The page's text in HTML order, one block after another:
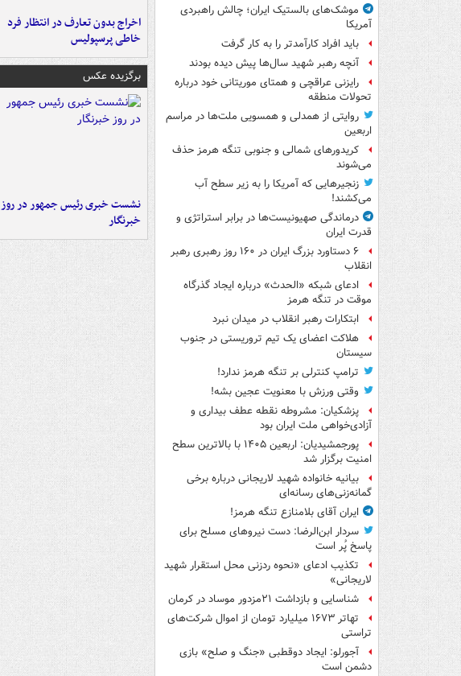
موشک‌های بالستیک ایران؛ چالش راهبردی
آمریکا
باید افراد کارآمدتر را به کار گرفت
آنچه رهبر شهید سال‌ها پیش دیده بودند
رایزنی عراقچی و همتای موریتانی خود درباره
تحولات منطقه
روایتی از همدلی و همسویی ملت‌ها در مراسم
اربعین
کریدورهای شمالی و جنوبی تنگه هرمز حذف
می‌شوند
زنجیرهایی که آمریکا را به زیر سطح آب
می‌کشند!
درماندگی صهیونیست‌ها در برابر استراتژی و
قدرت ایران
۶ دستاورد بزرگ ایران در ۱۶۰ روز رهبری رهبر
انقلاب
ادعای شبکه «الحدث» درباره ایجاد گذرگاه
موقت در تنگه هرمز
ابتکارات رهبر انقلاب در میدان نبرد
هلاکت اعضای یک تیم تروریستی در جنوب
سیستان
ترامپ کنترلی بر تنگه هرمز ندارد!
وقتی ورزش با معنویت عجین بشه!
پزشکیان: مشروطه نقطه عطف بیداری و
آزادی‌خواهی ملت ایران بود
پورجمشیدیان: اربعین ۱۴۰۵ با بالاترین سطح
امنیت برگزار شد
بیانیه خانواده شهید لاریجانی درباره برخی
گمانه‌زنی‌های رسانه‌ای
ایران آقای بلامنازع تنگه هرمز!
سردار ابن‌الرضا: دست نیروهای مسلح برای
پاسخ پُر است
تکذیب ادعای «نحوه ردزنی محل استقرار شهید
لاریجانی»
شناسایی و بازداشت ۲۱مزدور موساد در کرمان
تهاتر ۱۶۷۳ میلیارد تومان از اموال شرکت‌های
تراستی
آجورلو: ایجاد دوقطبی «جنگ و صلح‌» بازی
دشمن است
اخراج بدون تعارف در انتظار فرد
خاطی پرسپولیس
برگزیده عکس
نشست خبری رئیس جمهور در روز
خبرنگار